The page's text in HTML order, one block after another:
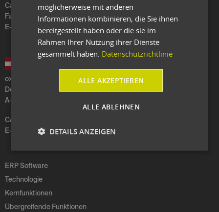
ERP Software
Technologie
Kernfunktionen
Übergreifende Funktionen
Call
+49 7243 2067-200
Fax
+49 7243 6019296
E-Mail:
germany@ aptean. com
oxaion gmbh
Dorfstraße 67
A-5101 Bergheim b. Salzburg
Call
E-Mail:
austria @aptean com
möglicherweise mit anderen
Informationen kombinieren, die Sie ihnen
bereitgestellt haben oder die sie im
Rahmen Ihrer Nutzung ihrer Dienste
gesammelt haben. Datenschutzrichtlinie
ALLE AKZEPTIEREN
ALLE ABLEHNEN
DETAILS ANZEIGEN